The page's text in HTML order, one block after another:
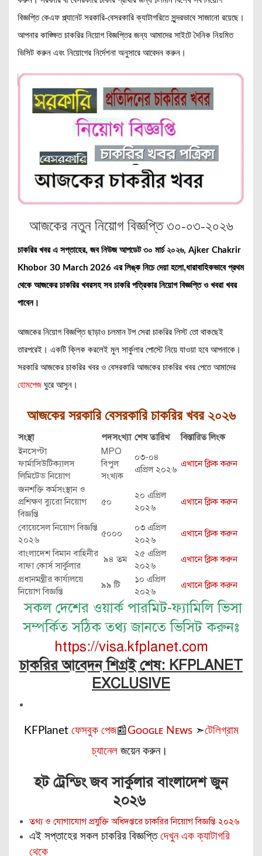
বিজ্ঞপ্তি কেএফ প্ল্যানেট সরকারি-বেসরকারি ক্যাটাগরিতে সুন্দরভাবে সাজানো রয়েছে।
আপনার কাঙ্ক্ষিত চাকরির নিয়োগ বিজ্ঞপ্তির জন্য আমাদের সাইটে দৈনিক নিয়মিত
ভিসিট করুন এবং নিয়োগের নির্দেশনা অনুসারে আবেদন করুন।
আজকের নতুন নিয়োগ বিজ্ঞপ্তি৩০-০৩-২০২৬
চাকরির খবর এ সপ্তাহের, জব নিউজ আপডেট ৩০ মার্চ২০২৬, Ajker Chakrir
Khobor 30 March 2026 এর লিঙ্ক নিচে দেয়া হলো,ধারাবাহিকভাবে প্রথম
থেকে আজকের চাকরির খবরসহ সব চাকরি পত্রিকার নিয়োগ বিজ্ঞপ্তি ও খবরা খবর
পাবেন।
আজকের নিয়োগ বিজ্ঞপ্তি ছাড়াও চলমান টপ সেরা চাকরির লিস্ট তো থাকছেই
তারপরেই। একটি ক্লিক করলেই মুল সার্কুলার পোস্টে নিয়ে যাওয়া হবে আপনাকে।
সরকারি আজকের চাকরির খবর ও বেসরকারি আজকের চাকরির খবর পেতে আমাদের
হোমপেজ ঘুরে আসুন।
আজকেরসরকারি বেসরকারি চাকরির খবর ২০২৬
সংস্থা পদসংখ্যা শেষ তারিখ
বিস্তারিত লিংক
ইনসেপ্টা
ফার্মাসিউটিক্যালস
লিমিটেড নিয়োগ
MPO
বিপুল
সংখ্যক
০৩-০৪
এপ্রিল ২০২৬
এখানে ক্লিক করুন
জনশক্তি কর্মসংস্থান ও
প্রশিক্ষণ ব্যুরো নিয়োগ
বিজ্ঞপ্তি
৫০
২০ এপ্রিল
২০২৬
এখানে ক্লিক করুন
বোয়েসেল নিয়োগ বিজ্ঞপ্তি
২০২৬
৫০০০
০৩ এপ্রিল
২০২৬
এখানে ক্লিক করুন
বাংলাদেশ বিমান বাহিনীর
বাফা কোর্স সার্কুলার
৯৪ তম
২৫ এপ্রিল
২০২৬
এখানে ক্লিক করুন
প্রধানমন্ত্রীর কার্যালয়ে
নিয়োগ বিজ্ঞপ্তি
৯৯ টি
১০ এপ্রিল
২০২৬
এখানে ক্লিক করুন
সকল দেশের ওয়ার্ক পারমিট-ফ্যামিলি ভিসা
সম্পর্কিত সঠিক তথ্য জানতে ভিসিট করুনঃ
https://visa.kfplanet.com
চাকরির আবেদন শিগ্রই শেষ: KFPLANET
EXCLUSIVE
KFPlanet ফেসবুক পেজ📰Gᴏᴏɢʟᴇ Nᴇᴡs➣টেলিগ্রাম
চ্যানেলজয়েন করুন।
হট ট্রেন্ডিং জব সার্কুলার বাংলাদেশ জুন
২০২৬
তথ্য ও যোগাযোগ প্রযুক্তি অধিদপ্তরে চাকরির নিয়োগ বিজ্ঞপ্তি ২০২৬
এই সপ্তাহের সকল চাকরির বিজ্ঞপ্তিদেখুন এক ক্যাটাগরি
থেকে